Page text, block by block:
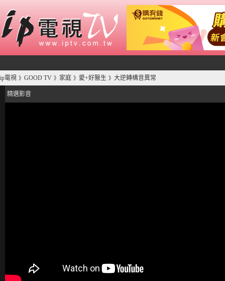
ip電視 》 GOOD TV 》 家庭 》 愛+好醫生 》 大逆轉構音異常
精選影音